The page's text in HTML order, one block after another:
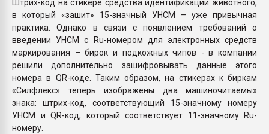
Штрих-код на стикере средства идентификации животного,
в который «зашит» 15-значный УНСМ – уже привычная
практика. Однако в связи с появлением требований о
введении УНСМ с Ru-номером для электронных средств
маркирования – бирок и подкожных чипов - в компании
решили дополнительно зашифровывать данные этого
номера в QR-коде. Таким образом, на стикерах к биркам
«Силфлекс» теперь изображены два машиночитаемых
знака: штрих-код, соответствующий 15-значному номеру
УНСМ и QR-код, который соответствует 11-значному Ru-
номеру.